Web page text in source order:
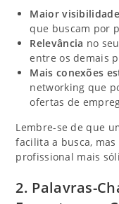
Maior visibilidade
que buscam por
Relevância no
entre os demais
Mais conexões
networking que
ofertas de
Lembre-se de que
facilita a busca,
profissional mais
2. Palavras-